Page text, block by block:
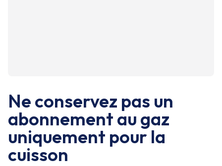
Ne conservez pas un
abonnement au gaz
uniquement pour la
cuisson